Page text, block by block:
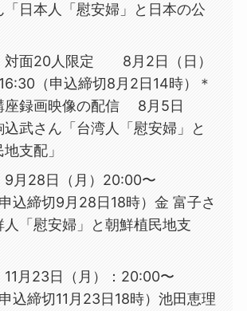
「日本人「慰安婦」と日本の公
面20人限定 8月2日（日）
（申込締切8月2日14時）＊
座録画映像の配信 8月5日
込武さん「台湾人「慰安婦」と
支配」
月28日（月）20:00〜
込締切9月28日18時）金 富子さ
人「慰安婦」と朝鮮植民地支
月23日（月）：20:00〜
込締切11月23日18時）池田恵理